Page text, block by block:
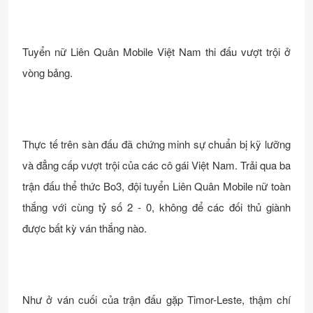
Tuyển nữ Liên Quân Mobile Việt Nam thi đấu vượt trội ở
vòng bảng.
Thực tế trên sàn đấu đã chứng minh sự chuẩn bị kỹ lưỡng
và đẳng cấp vượt trội của các cô gái Việt Nam. Trải qua ba
trận đấu thể thức Bo3, đội tuyển Liên Quân Mobile nữ toàn
thắng với cùng tỷ số 2 - 0, không để các đối thủ giành
được bất kỳ ván thắng nào.
Như ở ván cuối của trận đấu gặp Timor-Leste, thậm chí